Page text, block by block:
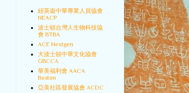
紐英崙中華專業人員協會
NEACP
波士頓台灣人生物科技協
會 BTBA
ACE Nextgen
大波士頓中華文化協會
GBCCA
華美福利會 AACA
Boston
亞美社區發展協會 ACDC